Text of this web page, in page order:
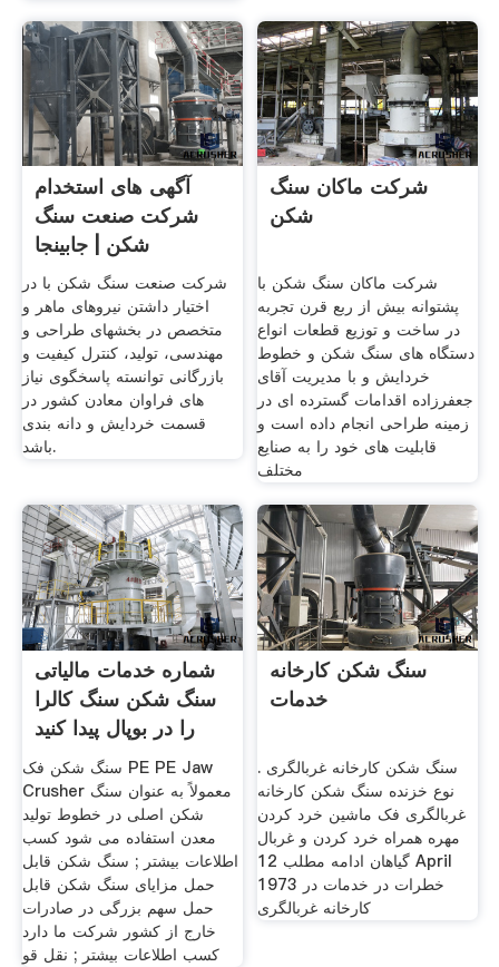
آگهی های استخدام
شرکت صنعت سنگ
شکن | جابینجا
شركت صنعت سنگ شکن با در
اختیار داشتن نیروهای ماهر و
متخصص در بخشهای طراحی و
مهندسی، تولید، كنترل كیفیت و
بازرگانی توانسته پاسخگوی نیاز
های فراوان معادن كشور در
قسمت خردایش و دانه بندی
باشد.
شرکت ماکان سنگ
شکن
شرکت ماکان سنگ شکن با
پشتوانه بیش از ربع قرن تجربه
در ساخت و توزیع قطعات انواع
دستگاه های سنگ شکن و خطوط
خردایش و با مدیریت آقای
جعفرزاده اقدامات گسترده ای در
زمینه طراحی انجام داده است و
قابلیت های خود را به صنایع
مختلف
شماره خدمات مالیاتی
سنگ شکن سنگ کالرا
را در بوپال پیدا کنید
سنگ شکن فک PE PE Jaw
Crusher معمولاً به عنوان سنگ
شکن اصلی در خطوط تولید
معدن استفاده می شود کسب
اطلاعات بیشتر ; سنگ شکن قابل
حمل مزایای سنگ شکن قابل
حمل سهم بزرگی در صادرات
خارج از کشور شرکت ما دارد
کسب اطلاعات بیشتر ; نقل قو
سنگ شکن کارخانه
خدمات
سنگ شکن کارخانه غربالگری .
نوع خزنده سنگ شکن کارخانه
غربالگری فک ماشین خرد کردن
مهره همراه خرد کردن و غربال
گیاهان ادامه مطلب 12 April
1973 خطرات در خدمات در
کارخانه غربالگری